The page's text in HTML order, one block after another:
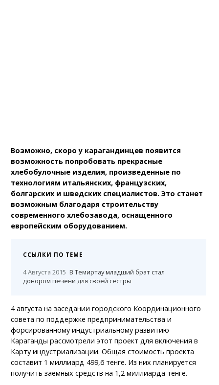
Возможно, скоро у карагандинцев появится
возможность попробовать прекрасные
хлебобулочные изделия, произведенные по
технологиям итальянских, французских,
болгарских и шведских специалистов. Это станет
возможным благодаря строительству
современного хлебозавода, оснащенного
европейским оборудованием.
ССЫЛКИ ПО ТЕМЕ
4 Августа 2015 В Темиртау младший брат стал
донором печени для своей сестры
4 августа на заседании городского Координационного
совета по поддержке предпринимательства и
форсированному индустриальному развитию
Караганды рассмотрели этот проект для включения в
Карту индустриализации. Общая стоимость проекта
составит 1 миллиард 499,6 тенге. Из них планируется
получить заемных средств на 1,2 миллиарда тенге.